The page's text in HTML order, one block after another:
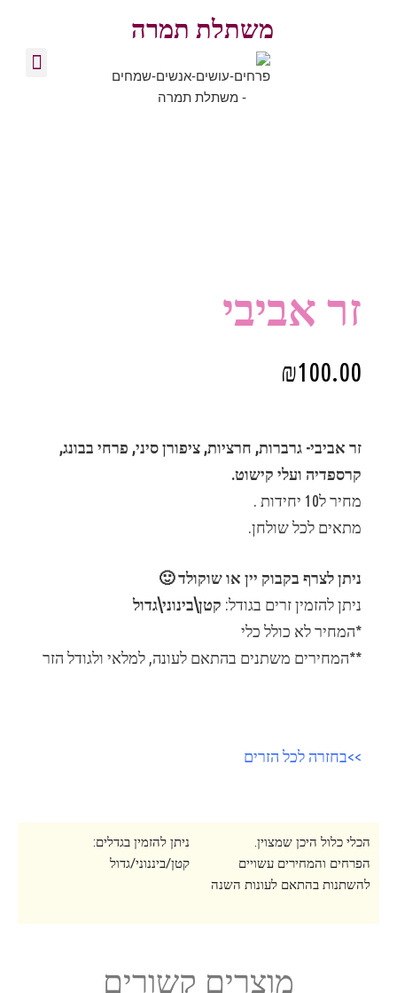
משתלת תמרה
זר אביבי
₪100.00
זר אביבי- גרברות, חרציות, ציפורן סיני, פרחי בבונג,
קרספדיה ועלי קישוט.
מחיר ל10 יחידות .
מתאים לכל שולחן.
ניתן לצרף בקבוק יין או שוקולד 🙂
ניתן להזמין זרים בגודל: קטן\בינוני\גדול
*המחיר לא כולל כלי
**המחירים משתנים בהתאם לעונה, למלאי ולגודל הזר
>>בחזרה לכל הזרים
הכלי כלול היכן שמצוין.
הפרחים והמחירים עשויים
להשתנות בהתאם לעונות השנה
ניתן להזמין בגדלים:
קטן/ביננוני/גדול
מוצרים קשורים